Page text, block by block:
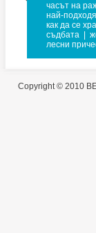
часът на
най-
как да се
съдбата
лесни
Copyright © 2010